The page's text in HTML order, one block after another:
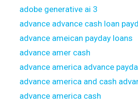
adobe generative ai 3
advance advance cash loan
advance ameican payday loans
advance amer cash
advance america advance
advance america and cash
advance america cash